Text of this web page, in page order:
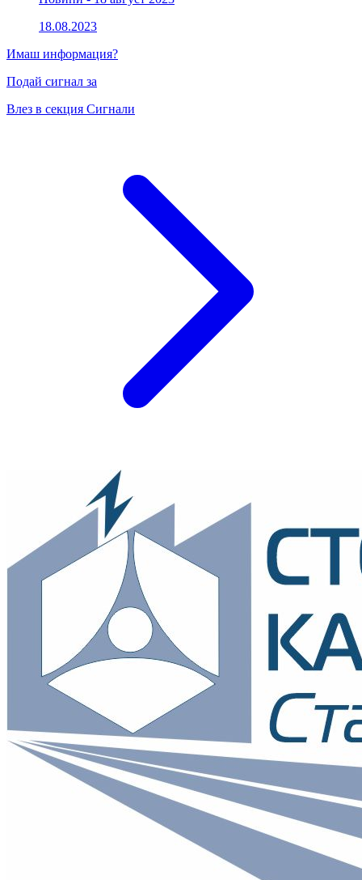
18.08.2023
Имаш информация?
Подай сигнал за
Влез в секция Сигнали